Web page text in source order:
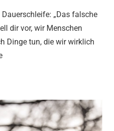
„Das falsche
dir vor, wir Menschen
Dinge tun, die wir wirklich